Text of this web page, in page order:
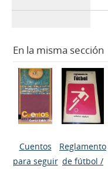
En la misma sección
Cuentos
para seguir
Reglamento
de fútbol /